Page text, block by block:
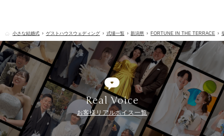
小さな結婚式 ゲストハウスウェディング 式場一覧 新潟県 FORTUNE IN THE TERRACE
Real Voice
お客様リアルボイス一覧